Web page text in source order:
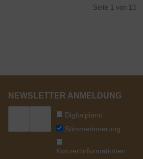
Seite 1 von 13
NEWSLETTER ANMELDUNG
Digitalpiano
Stimmerinnerung
Konzertinformationen